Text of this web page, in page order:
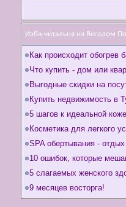
Изба-читальня на Веселом
Как происходит обогрев
Что купить - дом или
Выгодные скидки на
Купить недвижимость в
5 шагов к идеальной коже
Косметика для легкого
SPA обертывания -
10 ошибок, которые
5 слагаемых женского
9 месяцев восторга!